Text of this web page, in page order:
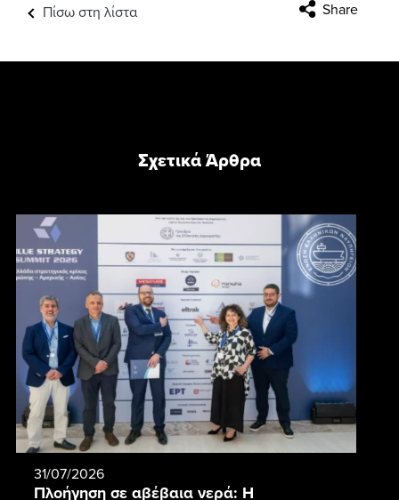
Πίσω στη λίστα Share
Σχετικά Άρθρα
31/07/2026
Πλοήγηση σε αβέβαια νερά: Η